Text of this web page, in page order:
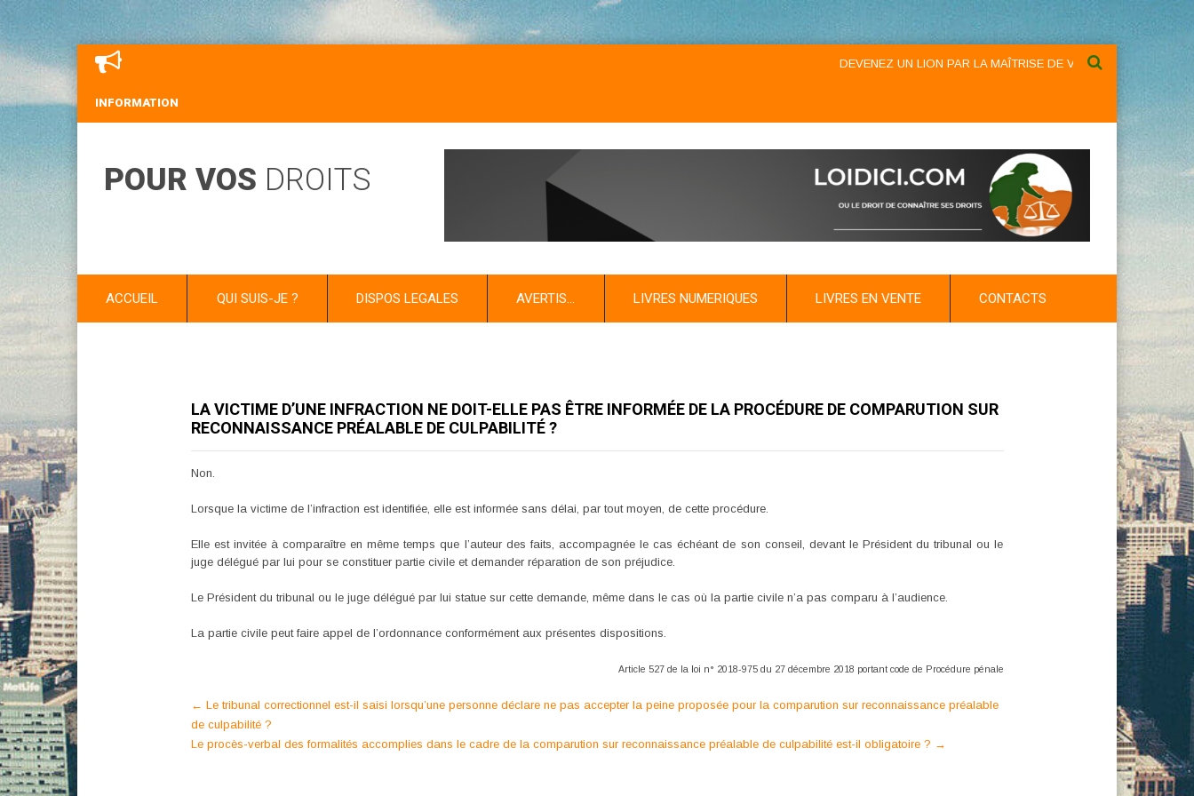
INFORMATION
DEVENEZ UN LION PAR LA MAÎTRISE DE VOS DROITS :
POUR VOS DROITS
ACCUEIL QUI SUIS-JE ? DISPOS LEGALES AVERTIS… LIVRES NUMERIQUES LIVRES EN VENTE CONTACTS
LA VICTIME D’UNE INFRACTION NE DOIT-ELLE PAS ÊTRE INFORMÉE DE LA PROCÉDURE DE COMPARUTION SUR
RECONNAISSANCE PRÉALABLE DE CULPABILITÉ ?
Non.
Lorsque la victime de l’infraction est identifiée, elle est informée sans délai, par tout moyen, de cette procédure.
Elle est invitée à comparaître en même temps que l’auteur des faits, accompagnée le cas échéant de son conseil, devant le Président du tribunal ou le
juge délégué par lui pour se constituer partie civile et demander réparation de son préjudice.
Le Président du tribunal ou le juge délégué par lui statue sur cette demande, même dans le cas où la partie civile n’a pas comparu à l’audience.
La partie civile peut faire appel de l’ordonnance conformément aux présentes dispositions.
Article 527 de la loi n° 2018-975 du 27 décembre 2018 portant code de Procédure pénale
Post
navigation
← Le tribunal correctionnel est-il saisi lorsqu’une personne déclare ne pas accepter la peine proposée pour la comparution sur reconnaissance préalable
de culpabilité ?
Le procès-verbal des formalités accomplies dans le cadre de la comparution sur reconnaissance préalable de culpabilité est-il obligatoire ? →